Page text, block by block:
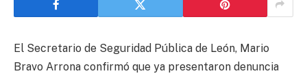
El Secretario de Seguridad Pública de León, Mario
Bravo Arrona confirmó que ya presentaron denuncia